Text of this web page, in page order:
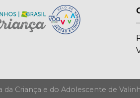
da Criança e do Adolescente de